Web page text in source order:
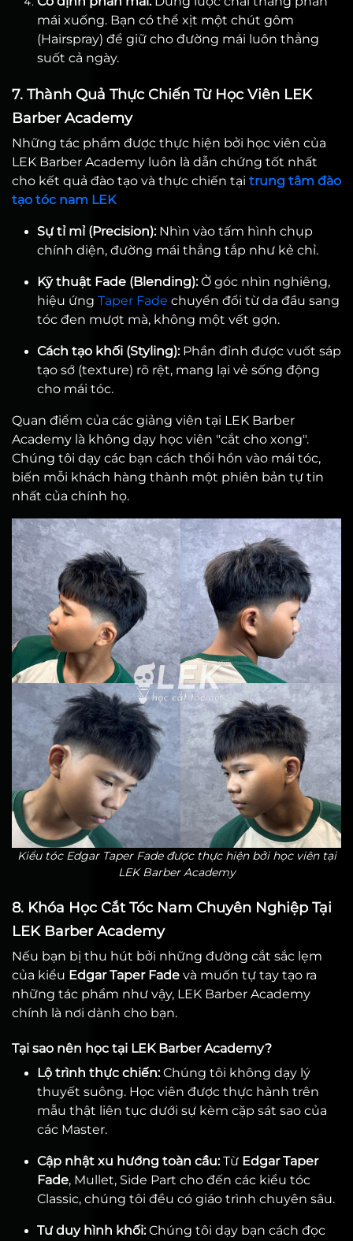
mái xuống. Bạn có thể xịt một chút gôm
(Hairspray) để giữ cho đường mái luôn thẳng
suốt cả ngày.
7. Thành Quả Thực Chiến Từ Học Viên LEK
Barber Academy
Những tác phẩm được thực hiện bởi học viên của
LEK Barber Academy luôn là dẫn chứng tốt nhất
cho kết quả đào tạo và thực chiến tại trung tâm đào
tạo tóc nam LEK
Sự tỉ mỉ (Precision):Nhìn vào tấm hình chụp
chính diện, đường mái thẳng tắp như kẻ chỉ.
Kỹ thuật Fade (Blending):Ở góc nhìn nghiêng,
hiệu ứng Taper Fade chuyển đổi từ da đầu sang
tóc đen mượt mà, không một vết gợn.
Cách tạo khối (Styling):Phần đỉnh được vuốt sáp
tạo sớ (texture) rõ rệt, mang lại vẻ sống động
cho mái tóc.
Quan điểm của các giảng viên tại LEK Barber
Academy là không dạy học viên "cắt cho xong".
Chúng tôi dạy các bạn cách thổi hồn vào mái tóc,
biến mỗi khách hàng thành một phiên bản tự tin
nhất của chính họ.
Kiểu tóc Edgar Taper Fade được thực hiện bởi học viên tại
LEK Barber Academy
8. Khóa Học Cắt Tóc Nam Chuyên Nghiệp Tại
LEK Barber Academy
Nếu bạn bị thu hút bởi những đường cắt sắc lẹm
của kiểu Edgar Taper Fade và muốn tự tay tạo ra
những tác phẩm như vậy, LEK Barber Academy
chính là nơi dành cho bạn.
Tại sao nên học tại LEK Barber Academy?
Lộ trình thực chiến:Chúng tôi không dạy lý
thuyết suông. Học viên được thực hành trên
mẫu thật liên tục dưới sự kèm cặp sát sao của
các Master.
Cập nhật xu hướng toàn cầu:Từ Edgar Taper
Fade, Mullet, Side Part cho đến các kiểu tóc
Classic, chúng tôi đều có giáo trình chuyên sâu.
Tư duy hình khối:Chúng tôi dạy bạn cách đọc